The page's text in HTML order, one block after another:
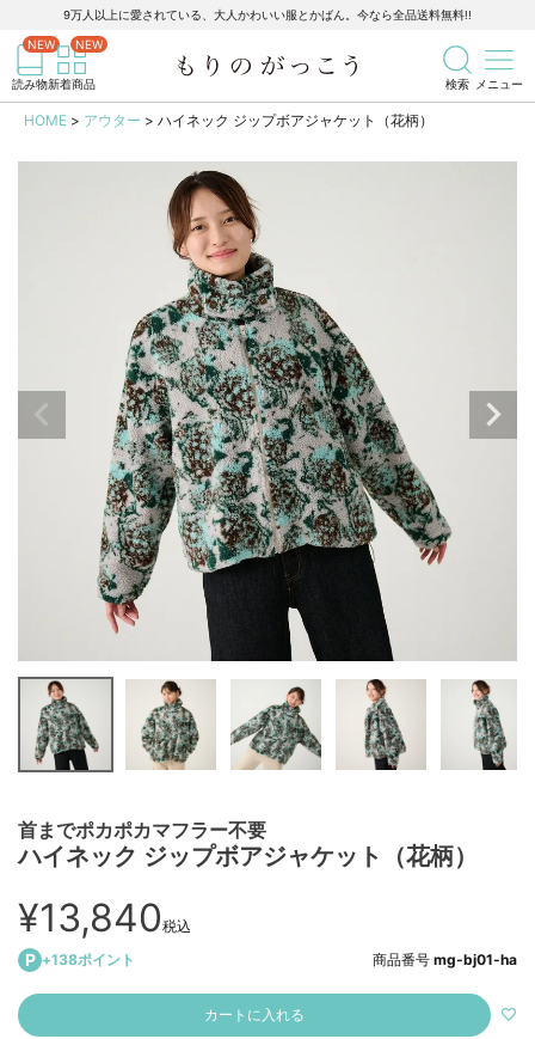
9万人以上に愛されている、大人かわいい服とかばん。今なら全品送料無料!!
読み物新着商品 検索 メニュー
商品を検索 記事を検索
HOME アウター ハイネック ジップボアジャケット（花柄）
首までポカポカマフラー不要
ハイネック ジップボアジャケット（花柄）
¥13,840税込
+138ポイント 商品番号 mg-bj01-ha
カートに入れる